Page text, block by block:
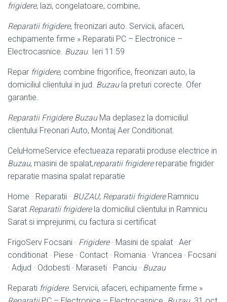
frigidere, lazi, congelatoare, combine,
Reparatii frigidere, freonizari auto. Servicii, afaceri,
echipamente firme » Reparatii PC – Electronice –
Electrocasnice. Buzau. Ieri 11:59
Repar frigidere, combine frigorifice, freonizari auto, la
domiciliul clientului in jud. Buzaula preturi corecte. Ofer
garantie.
Reparatii Frigidere BuzauMa deplasez la domiciliul
clientului Freonari Auto, Montaj Aer Conditionat.
CeluHomeService efectueaza reparatii produse electrice in
Buzau, masini de spalat,reparatii frigiderereparatie frigider
reparatie masina spalat reparatie
Home · Reparatii · BUZAU; Reparatii frigidereRamnicu
Sarat Reparatii frigiderela domiciliul clientului in Ramnicu
Sarat si imprejurimi, cu factura si certificat
FrigoServ Focsani · Frigidere· Masini de spalat · Aer
conditionat · Piese · Contact · Romania · Vrancea · Focsani
· Adjud · Odobesti · Maraseti · Panciu · Buzau
Reparati frigidere. Servicii, afaceri, echipamente firme »